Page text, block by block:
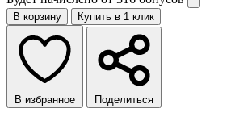
В корзину Купить в 1 клик
В избранное Поделиться